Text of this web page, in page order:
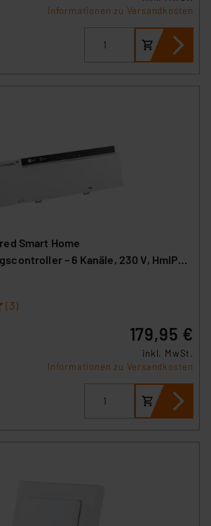
Informationen zu Versandkosten
Smart Home
– 6 Kanäle, 230 V, HmIPW-
(3)
179,95 €
inkl. MwSt.
Informationen zu Versandkosten